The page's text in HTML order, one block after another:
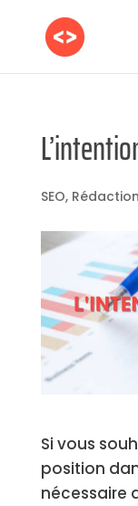
SEO,
Si vous
position
nécessaire